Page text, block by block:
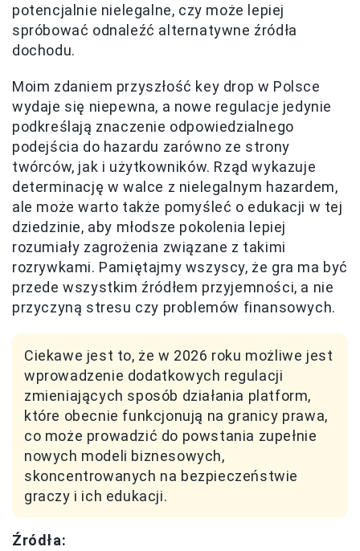
potencjalnie nielegalne, czy może lepiej
spróbować odnaleźć alternatywne źródła
dochodu.
Moim zdaniem przyszłość key drop w Polsce
wydaje się niepewna, a nowe regulacje jedynie
podkreślają znaczenie odpowiedzialnego
podejścia do hazardu zarówno ze strony
twórców, jak i użytkowników. Rząd wykazuje
determinację w walce z nielegalnym hazardem,
ale może warto także pomyśleć o edukacji w tej
dziedzinie, aby młodsze pokolenia lepiej
rozumiały zagrożenia związane z takimi
rozrywkami. Pamiętajmy wszyscy, że gra ma być
przede wszystkim źródłem przyjemności, a nie
przyczyną stresu czy problemów finansowych.
Ciekawe jest to, że w 2026 roku możliwe jest
wprowadzenie dodatkowych regulacji
zmieniających sposób działania platform,
które obecnie funkcjonują na granicy prawa,
co może prowadzić do powstania zupełnie
nowych modeli biznesowych,
skoncentrowanych na bezpieczeństwie
graczy i ich edukacji.
Źródła: